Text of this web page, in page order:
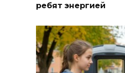
ребят энергией